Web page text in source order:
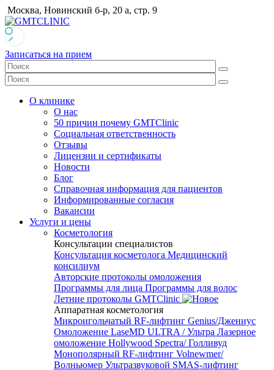
Москва, Новинский б-р, 20 а, стр. 9
Записаться на прием
О клинике
О нас
50 причин почему GMTClinic
Социальная ответственность
Отзывы
Лицензии и сертификаты
Новости
Блог
Справочная информация для пациентов
Информированные согласия
Вакансии
Услуги и цены
Косметология
Консультации специалистов
Консультация косметолога Медицинский
консилиум
Авторские протоколы омоложения
Программы для лица Программы для волос
Летние протоколы GMTClinic
Аппаратная косметология
Микроигольчатый RF-лифтинг Genius/Джениус
Омоложение LaseMD ULTRA / Ультра Лазерное
омоложение Hollywood Spectra/ Голливуд
Монополярный RF-лифтинг Volnewmer/
Волньюмер Ультразвуковой SMAS-лифтинг